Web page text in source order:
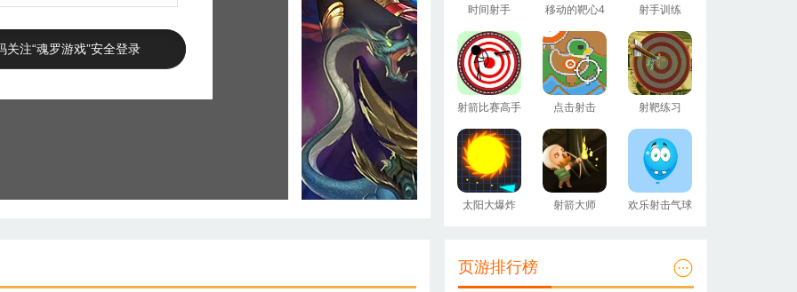
关注“魂罗游戏”安全登录
时间射手 移动的靶心4 射手训练
射箭比赛高手 点击射击 射靶练习
太阳大爆炸 射箭大师 欢乐射击气球
页游排行榜